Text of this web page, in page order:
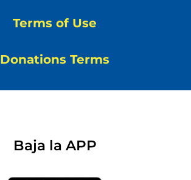
Terms of Use
Donations Terms
Baja la APP